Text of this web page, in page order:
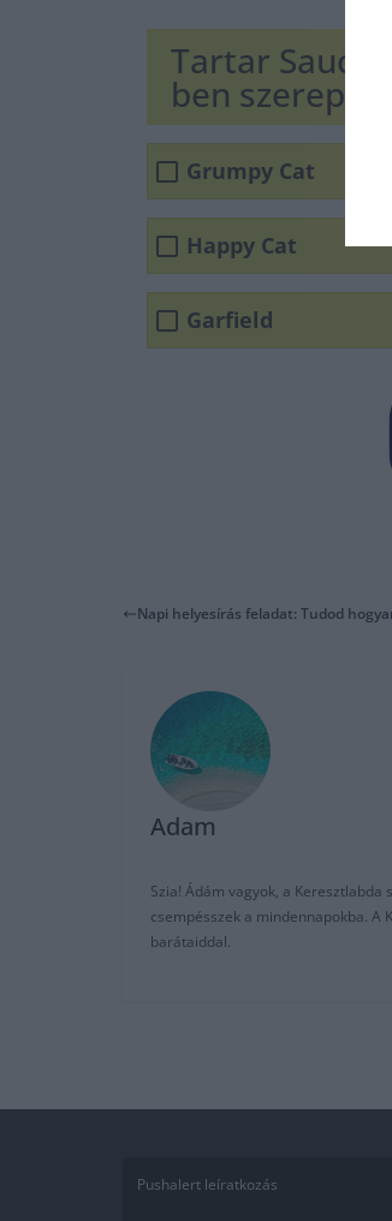
Tartar
ben
Grumpy Cat
Happy Cat
Garfield
Napi helyesírás feladat: Tudod
Adam
Szia! Ádám vagyok, a
csempésszek a mindennapokba. A
barátaiddal.
Pushalert leíratkozás